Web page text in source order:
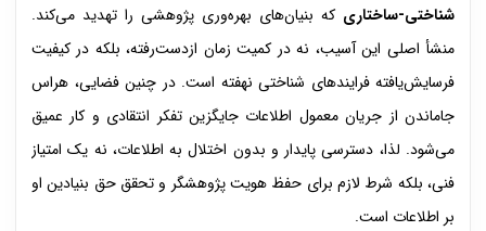
شناختی-ساختاری که بنیان‌های بهره‌وری پژوهشی را تهدید می‌کند.
منشأ اصلی این آسیب، نه در کمیت زمان ازدست‌رفته، بلکه در کیفیت
فرسایش‌یافته فرایندهای شناختی نهفته است. در چنین فضایی، هراس
جاماندن از جریان معمول اطلاعات جایگزین تفکر انتقادی و کار عمیق
می‌شود. لذا، دسترسی پایدار و بدون اختلال به اطلاعات، نه یک امتیاز
فنی، بلکه شرط لازم برای حفظ هویت پژوهشگر و تحقق حق بنیادین او
بر اطلاعات است.